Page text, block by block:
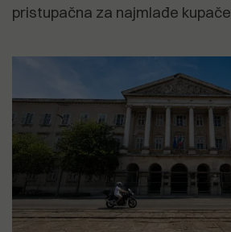
pristupačna za najmlađe kupače